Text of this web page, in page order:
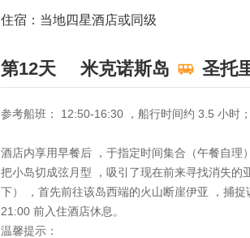
住宿：当地四星酒店或同级
第12天 米克诺斯岛 圣托
参考船班： 12:50-16:30 ，船行时间约 3.5 小时
酒店内享用早餐后 ，于指定时间集合（午餐自
把小岛切成弦月型 ，吸引了现在前来寻找消失
下） ，首先前往该岛西端的火山断崖伊亚 ，捕
21:00 前入住酒店休息。
温馨提示：